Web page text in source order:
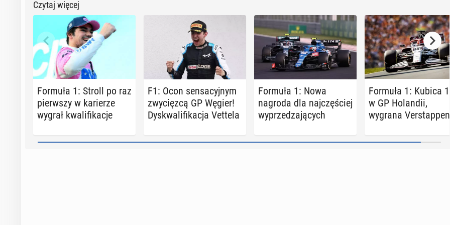
Czytaj więcej
Formuła 1: Stroll po raz
pierw­szy w ka­rie­rze
wygrał kwa­li­fi­ka­cje
F1: Ocon sen­sa­cyj­nym
zwy­cięz­cą GP Węgier!
Dys­kwa­li­fi­ka­cja Vettela
Formuła 1: Nowa
nagroda dla naj­czę­ściej
wy­prze­dza­ją­cych
Formuła 1: Kubica
w GP Ho­lan­dii,
wygrana Ver­stap­pe­na